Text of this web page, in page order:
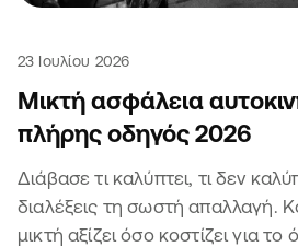
23 Ιουλίου 2026
Μικτή ασφάλεια
πλήρης οδηγός 2026
Διάβασε τι καλύπτει, τι δεν
διαλέξεις τη σωστή απαλλαγή.
μικτή αξίζει όσο κοστίζει για το